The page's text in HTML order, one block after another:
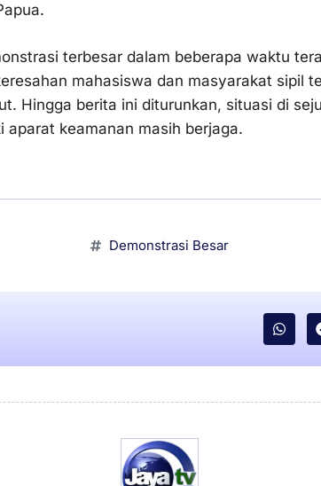
terbesar dalam beberapa waktu
mahasiswa dan masyarakat sipil
Hingga berita ini diturunkan, situasi di
keamanan masih berjaga.
Demonstrasi Besar